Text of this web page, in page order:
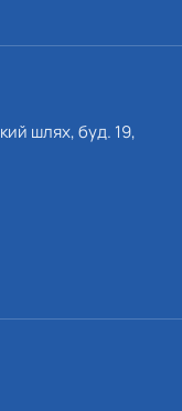
шлях, буд. 19,